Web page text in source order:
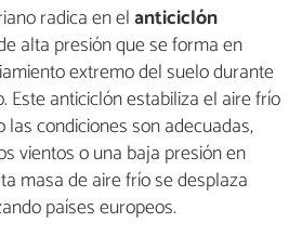
radica en elanticiclón
alta presión que se forma en
extremo del suelo durante
Este anticiclón estabiliza el aire frío
las condiciones son adecuadas,
vientos o una baja presión en
masa de aire frío se desplaza
países europeos.